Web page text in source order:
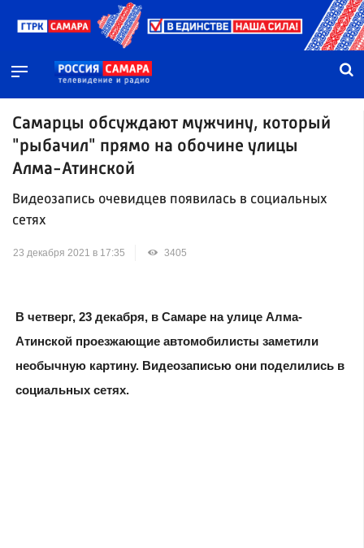
Самарцы обсуждают мужчину, который
"рыбачил" прямо на обочине улицы
Алма-Атинской
Видеозапись очевидцев появилась в социальных
сетях
23 декабря 2021 в 17:35 3405
В четверг, 23 декабря, в Самаре на улице Алма-
Атинской проезжающие автомобилисты заметили
необычную картину. Видеозаписью они поделились в
социальных сетях.